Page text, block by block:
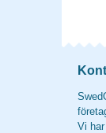
Vi